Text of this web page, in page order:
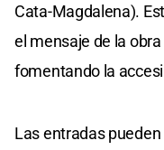
Cata-Magdalena).
el mensaje de la
fomentando la
Las entradas